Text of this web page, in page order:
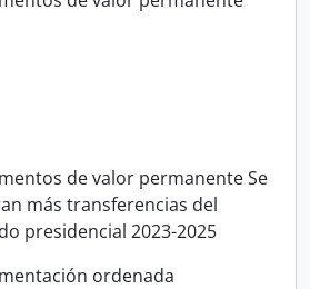
de valor permanente Se
más transferencias del
presidencial 2023-2025
ordenada